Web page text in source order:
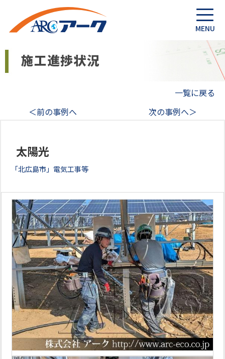
一覧に戻る
＜前の事例へ
次の事例へ＞
太陽光
「北広島市」電気工事等